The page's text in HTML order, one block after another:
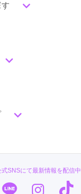
キングトップ
キュート クール
ィネート特集
式SNSにて最新情報を配信中